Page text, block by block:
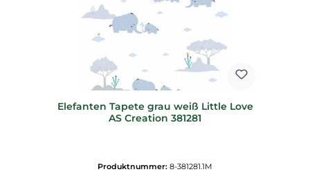
Elefanten Tapete grau weiß Little Love
AS Creation 381281
Produktnummer: 8-381281.1M